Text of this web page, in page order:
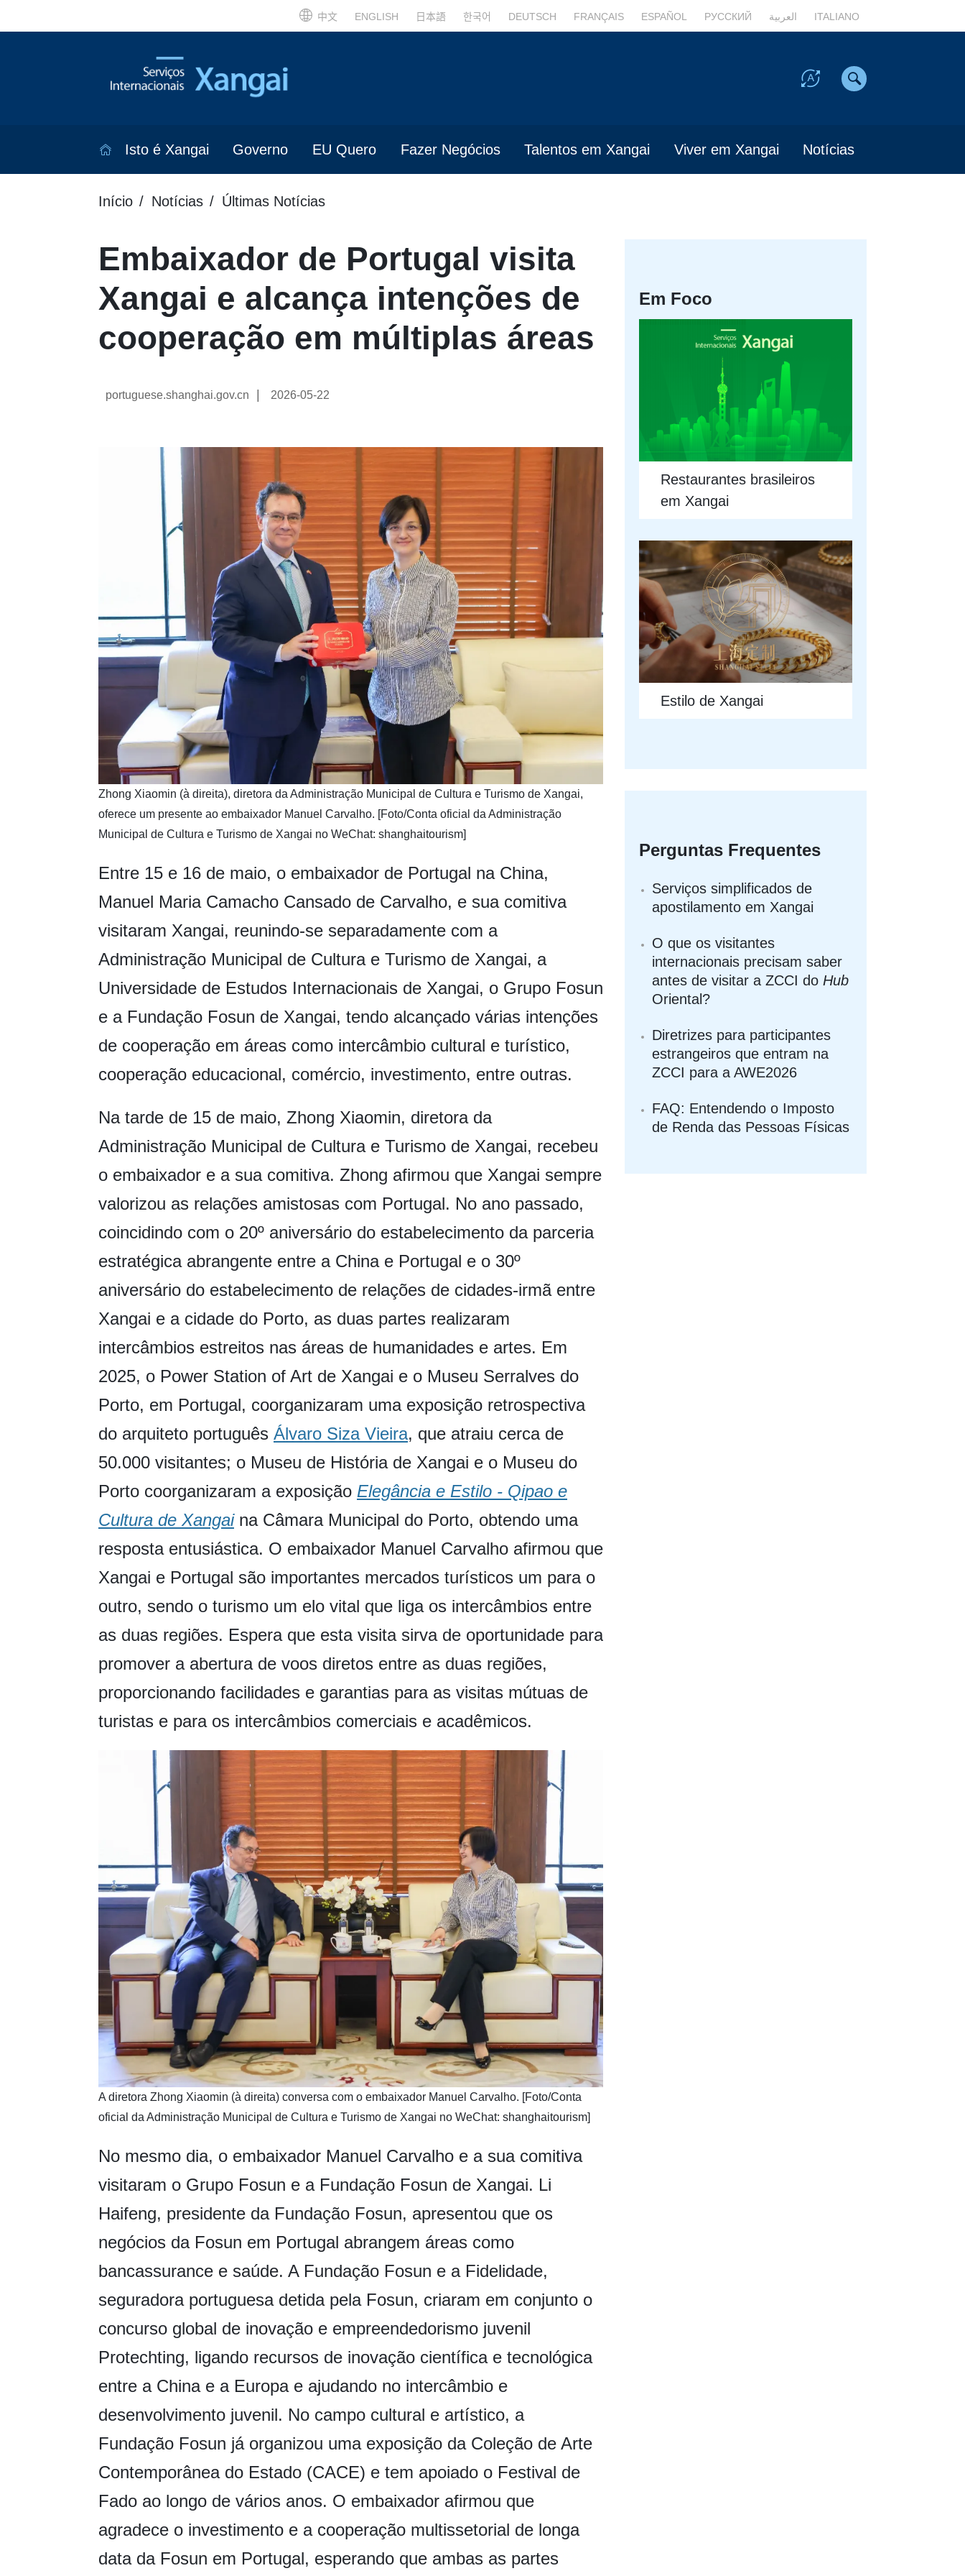
中文 ENGLISH 日本語 한국어 DEUTSCH FRANÇAIS ESPAÑOL РУССКИЙ العربية ITALIANO
Isto é Xangai Governo EU Quero Fazer Negócios Talentos em Xangai Viver em Xangai Notícias
Início Notícias Últimas Notícias
Embaixador de Portugal visita
Xangai e alcança intenções de
cooperação em múltiplas áreas
portuguese.shanghai.gov.cn 2026-05-22
​Zhong Xiaomin (à direita), diretora da Administração Municipal de Cultura e Turismo de Xangai,
oferece um presente ao embaixador Manuel Carvalho. [Foto/Conta oficial da Administração
Municipal de Cultura e Turismo de Xangai no WeChat: shanghaitourism]
Entre 15 e 16 de maio, o embaixador de Portugal na China,
Manuel Maria Camacho Cansado de Carvalho, e sua comitiva
visitaram Xangai, reunindo-se separadamente com a
Administração Municipal de Cultura e Turismo de Xangai, a
Universidade de Estudos Internacionais de Xangai, o Grupo Fosun
e a Fundação Fosun de Xangai, tendo alcançado várias intenções
de cooperação em áreas como intercâmbio cultural e turístico,
cooperação educacional, comércio, investimento, entre outras.
Na tarde de 15 de maio, Zhong Xiaomin, diretora da
Administração Municipal de Cultura e Turismo de Xangai, recebeu
o embaixador e a sua comitiva. Zhong afirmou que Xangai sempre
valorizou as relações amistosas com Portugal. No ano passado,
coincidindo com o 20º aniversário do estabelecimento da parceria
estratégica abrangente entre a China e Portugal e o 30º
aniversário do estabelecimento de relações de cidades-irmã entre
Xangai e a cidade do Porto, as duas partes realizaram
intercâmbios estreitos nas áreas de humanidades e artes. Em
2025, o Power Station of Art de Xangai e o Museu Serralves do
Porto, em Portugal, coorganizaram uma exposição retrospectiva
do arquiteto português Álvaro Siza Vieira, que atraiu cerca de
50.000 visitantes; o Museu de História de Xangai e o Museu do
Porto coorganizaram a exposição Elegância e Estilo - Qipao e
Cultura de Xangaina Câmara Municipal do Porto, obtendo uma
resposta entusiástica. O embaixador Manuel Carvalho afirmou que
Xangai e Portugal são importantes mercados turísticos um para o
outro, sendo o turismo um elo vital que liga os intercâmbios entre
as duas regiões. Espera que esta visita sirva de oportunidade para
promover a abertura de voos diretos entre as duas regiões,
proporcionando facilidades e garantias para as visitas mútuas de
turistas e para os intercâmbios comerciais e acadêmicos.
​A diretora Zhong Xiaomin (à direita) conversa com o embaixador Manuel Carvalho. [Foto/Conta
oficial da Administração Municipal de Cultura e Turismo de Xangai no WeChat: shanghaitourism]
No mesmo dia, o embaixador Manuel Carvalho e a sua comitiva
visitaram o Grupo Fosun e a Fundação Fosun de Xangai. Li
Haifeng, presidente da Fundação Fosun, apresentou que os
negócios da Fosun em Portugal abrangem áreas como
bancassurance e saúde. A Fundação Fosun e a Fidelidade,
seguradora portuguesa detida pela Fosun, criaram em conjunto o
concurso global de inovação e empreendedorismo juvenil
Protechting, ligando recursos de inovação científica e tecnológica
entre a China e a Europa e ajudando no intercâmbio e
desenvolvimento juvenil. No campo cultural e artístico, a
Fundação Fosun já organizou uma exposição da Coleção de Arte
Contemporânea do Estado (CACE) e tem apoiado o Festival de
Fado ao longo de vários anos. O embaixador afirmou que
agradece o investimento e a cooperação multissetorial de longa
data da Fosun em Portugal, esperando que ambas as partes
Em Foco
Restaurantes brasileiros
em Xangai
Estilo de Xangai
Perguntas Frequentes
Serviços simplificados de
apostilamento em Xangai
O que os visitantes
internacionais precisam saber
antes de visitar a ZCCI do Hub
Oriental?
Diretrizes para participantes
estrangeiros que entram na
ZCCI para a AWE2026
FAQ: Entendendo o Imposto
de Renda das Pessoas Físicas